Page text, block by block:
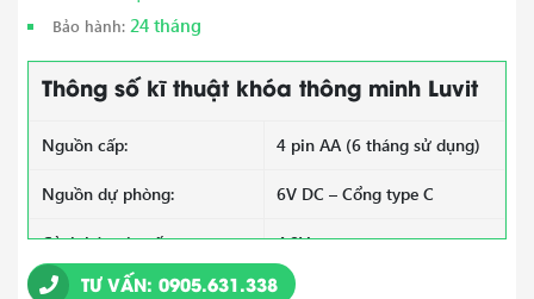
Bảo hành: 24 tháng
Thông số kĩ thuật khóa thông minh Luvit
Nguồn cấp: 4 pin AA (6 tháng sử dụng)
Nguồn dự phòng: 6V DC – Cổng type C
Cảnh báo pin yếu: 4,8V
Số lượng vân tay: 100
TƯ VẤN: 0905.631.338